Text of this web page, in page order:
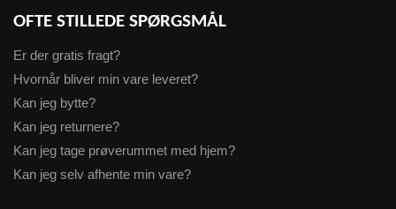
OFTE STILLEDE SPØRGSMÅL
Er der gratis fragt?
Hvornår bliver min vare leveret?
Kan jeg bytte?
Kan jeg returnere?
Kan jeg tage prøverummet med hjem?
Kan jeg selv afhente min vare?